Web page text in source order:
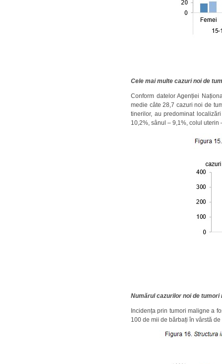
Cele mai multe cazuri noi de
Conform datelor Agenției
medie câte 28,7 cazuri noi de
tinerilor, au predominat
10,2%, sânul – 9,1%, colul uterin
Numărul cazurilor noi de tumori
Incidența prin tumori maligne a
100 de mii de bărbați în vârstă